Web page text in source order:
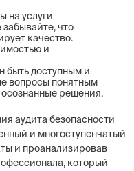
на услуги
что
качество.
и
быть доступным и
вопросы понятным
решения.
аудита безопасности
и многоступенчатый
и проанализировав
который